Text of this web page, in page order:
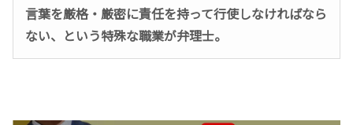
言葉を厳格・厳密に責任を持って行使しなければなら
ない、という特殊な職業が弁理士。